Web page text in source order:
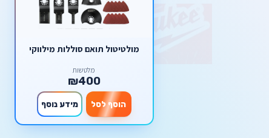
מולטיטול תואם סוללות מילווקי
מלטשות
₪400
הוסף לסל מידע נוסף